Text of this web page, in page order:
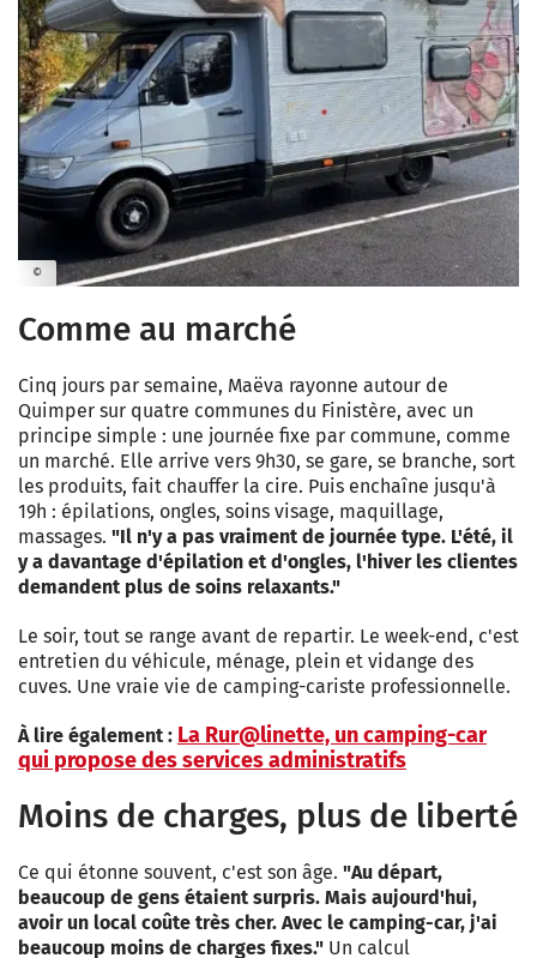
©
Comme au marché
Cinq jours par semaine, Maëva rayonne autour de
Quimper sur quatre communes du Finistère, avec un
principe simple : une journée fixe par commune, comme
un marché. Elle arrive vers 9h30, se gare, se branche, sort
les produits, fait chauffer la cire. Puis enchaîne jusqu'à
19h : épilations, ongles, soins visage, maquillage,
massages. "Il n'y a pas vraiment de journée type. L'été, il
y a davantage d'épilation et d'ongles, l'hiver les clientes
demandent plus de soins relaxants."
Le soir, tout se range avant de repartir. Le week-end, c'est
entretien du véhicule, ménage, plein et vidange des
cuves. Une vraie vie de camping-cariste professionnelle.
À lire également : La Rur@linette, un camping-car
qui propose des services administratifs
Moins de charges, plus de liberté
Ce qui étonne souvent, c'est son âge. "Au départ,
beaucoup de gens étaient surpris. Mais aujourd'hui,
avoir un local coûte très cher. Avec le camping-car, j'ai
beaucoup moins de charges fixes." Un calcul